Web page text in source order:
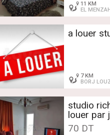
11 KM
EL
a louer
7 KM
BORJ
studio
louer par
70 DT